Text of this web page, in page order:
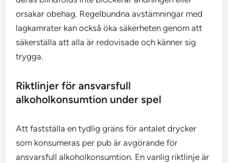
orsakar obehag. Regelbundna avstämningar med
lagkamrater kan också öka säkerheten genom att
säkerställa att alla är redovisade och känner sig
trygga.
Riktlinjer för ansvarsfull
alkoholkonsumtion under spel
Att fastställa en tydlig gräns för antalet drycker
som konsumeras per pub är avgörande för
ansvarsfull alkoholkonsumtion. En vanlig riktlinje är